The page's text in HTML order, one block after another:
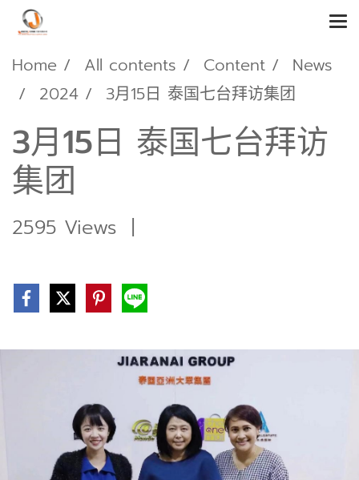
Home All contents Content
News
2024
3月15日 泰国七台拜访集团
3月15日 泰国七台拜访
集团
2595 Views |